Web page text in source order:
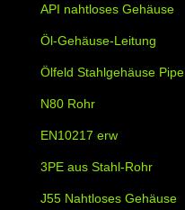
API nahtloses Gehäuse
Öl-Gehäuse-Leitung
Ölfeld Stahlgehäuse Pipe
N80 Rohr
EN10217 erw
3PE aus Stahl-Rohr
J55 Nahtloses Gehäuse